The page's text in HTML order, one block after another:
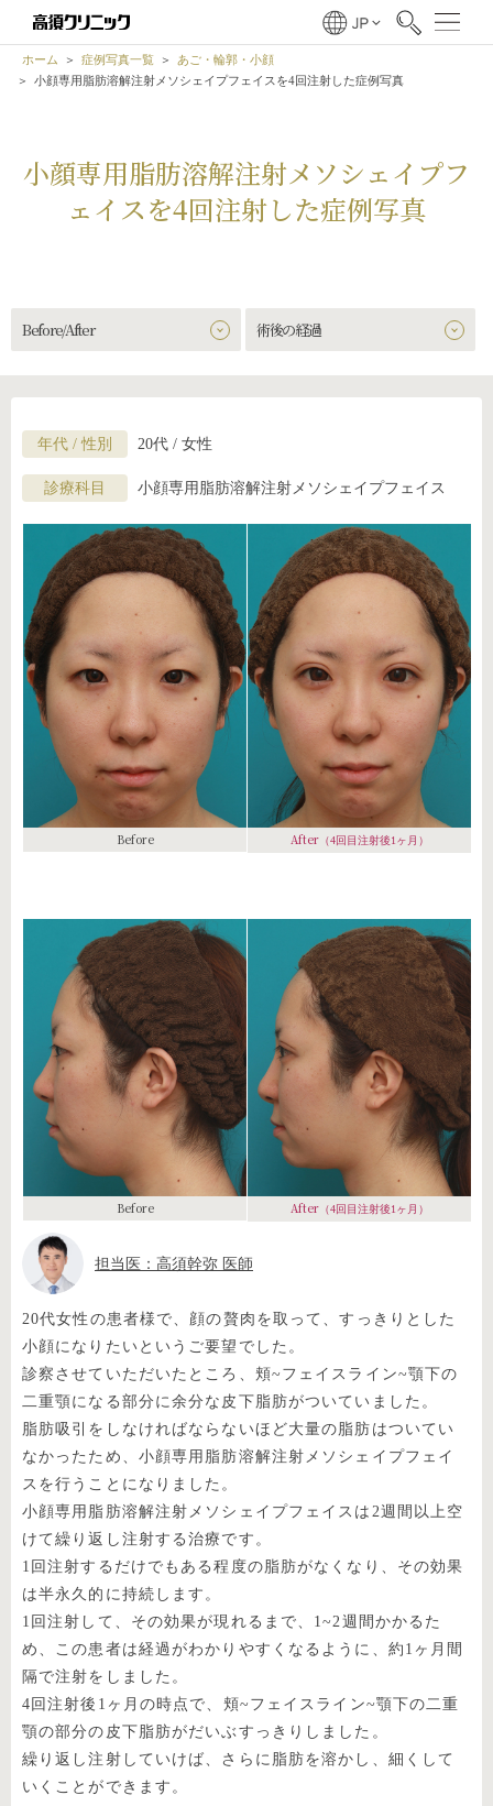
ホーム 症例写真一覧
あご・輪郭・小顔
小顔専用脂肪溶解注射メソシェイプフェイスを4回注射した症例写真
小顔専用脂肪溶解注射メソシェイプフ
ェイスを4回注射した症例写真
Before/After 術後の経過
年代 / 性別 20代 / 女性
診療科目 小顔専用脂肪溶解注射メソシェイプフェイス
Before After（4回目注射後1ヶ月）
Before After（4回目注射後1ヶ月）
担当医：高須幹弥 医師
20代女性の患者様で、顔の贅肉を取って、すっきりとした
小顔になりたいというご要望でした。
診察させていただいたところ、頬~フェイスライン~顎下の
二重顎になる部分に余分な皮下脂肪がついていました。
脂肪吸引をしなければならないほど大量の脂肪はついてい
なかったため、小顔専用脂肪溶解注射メソシェイプフェイ
スを行うことになりました。
小顔専用脂肪溶解注射メソシェイプフェイスは2週間以上空
けて繰り返し注射する治療です。
1回注射するだけでもある程度の脂肪がなくなり、その効果
は半永久的に持続します。
1回注射して、その効果が現れるまで、1~2週間かかるた
め、この患者は経過がわかりやすくなるように、約1ヶ月間
隔で注射をしました。
4回注射後1ヶ月の時点で、頬~フェイスライン~顎下の二重
顎の部分の皮下脂肪がだいぶすっきりしました。
繰り返し注射していけば、さらに脂肪を溶かし、細くして
いくことができます。